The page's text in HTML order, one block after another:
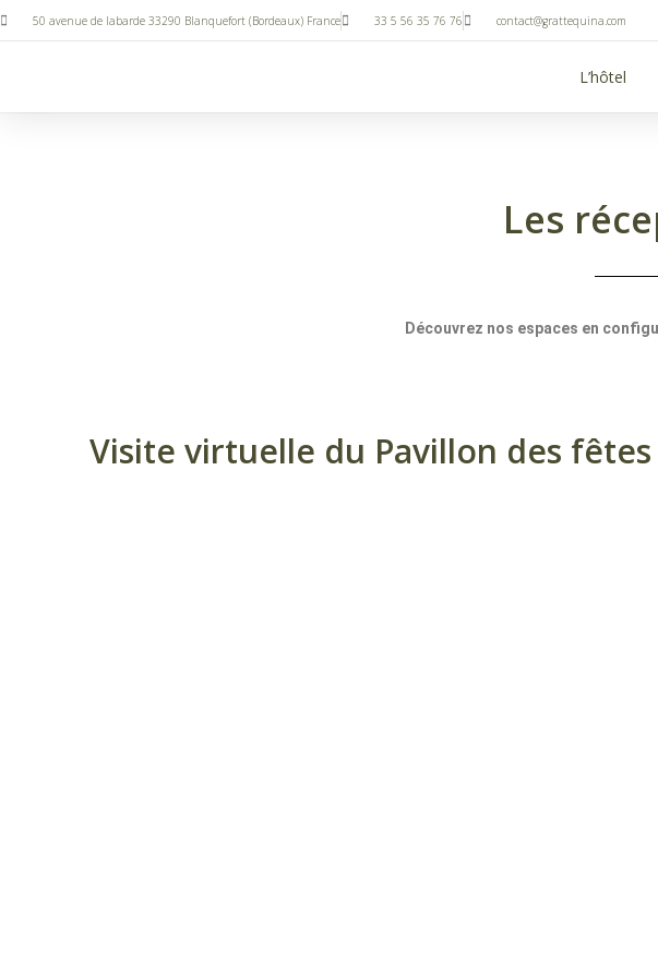
50 avenue de labarde 33290 Blanquefort (Bordeaux) France 33 5 56 35 76 76 contact@grattequina.com
L’hôtel
Les
Découvrez nos espaces en
Visite virtuelle du Pavillon des